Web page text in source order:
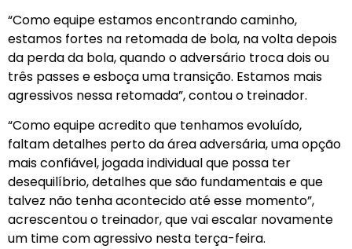
“Como equipe estamos encontrando caminho,
estamos fortes na retomada de bola, na volta depois
da perda da bola, quando o adversário troca dois ou
três passes e esboça uma transição. Estamos mais
agressivos nessa retomada”, contou o treinador.
“Como equipe acredito que tenhamos evoluído,
faltam detalhes perto da área adversária, uma opção
mais confiável, jogada individual que possa ter
desequilíbrio, detalhes que são fundamentais e que
talvez não tenha acontecido até esse momento”,
acrescentou o treinador, que vai escalar novamente
um time com agressivo nesta terça-feira.